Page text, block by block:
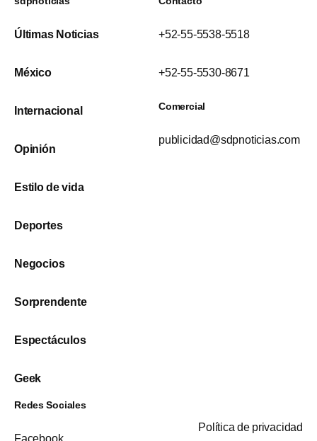
Últimas Noticias
México
Internacional
Opinión
Estilo de vida
Deportes
Negocios
Sorprendente
Espectáculos
Geek
+52-55-5538-5518
+52-55-5530-8671
Comercial
publicidad@sdpnoticias.com
Redes Sociales
Política de privacidad